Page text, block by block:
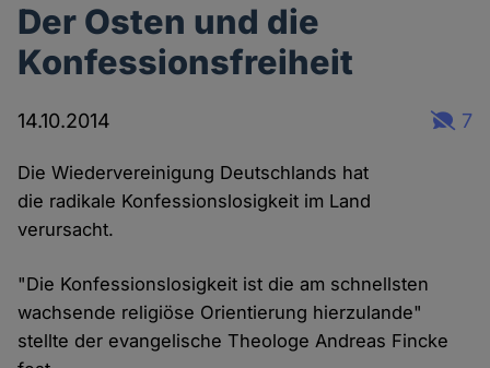
Der Osten und die
Konfessionsfreiheit
14.10.2014 7
Die Wiedervereinigung Deutschlands hat
die radikale Konfessionslosigkeit im Land
verursacht.
"Die Konfessionslosigkeit ist die am schnellsten
wachsende religiöse Orientierung hierzulande"
stellte der evangelische Theologe Andreas Fincke